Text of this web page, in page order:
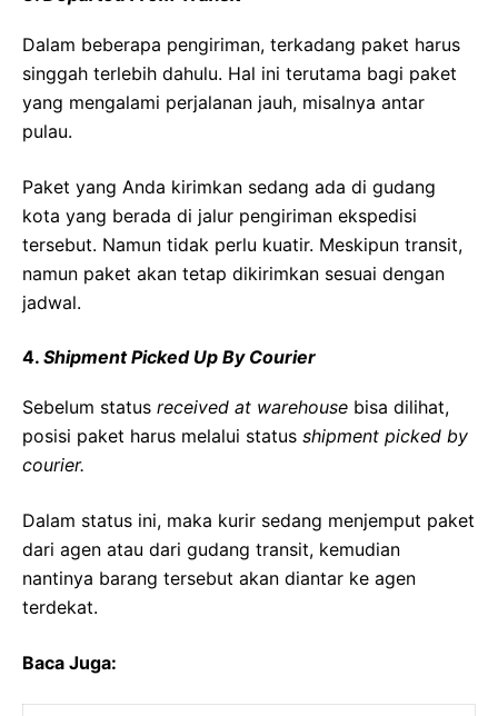
Dalam beberapa pengiriman, terkadang paket harus
singgah terlebih dahulu. Hal ini terutama bagi paket
yang mengalami perjalanan jauh, misalnya antar
pulau.
Paket yang Anda kirimkan sedang ada di gudang
kota yang berada di jalur pengiriman ekspedisi
tersebut. Namun tidak perlu kuatir. Meskipun transit,
namun paket akan tetap dikirimkan sesuai dengan
jadwal.
4. Shipment Picked Up By Courier
Sebelum status received at warehouse bisa dilihat,
posisi paket harus melalui status shipment picked by
courier.
Dalam status ini, maka kurir sedang menjemput paket
dari agen atau dari gudang transit, kemudian
nantinya barang tersebut akan diantar ke agen
terdekat.
Baca Juga: